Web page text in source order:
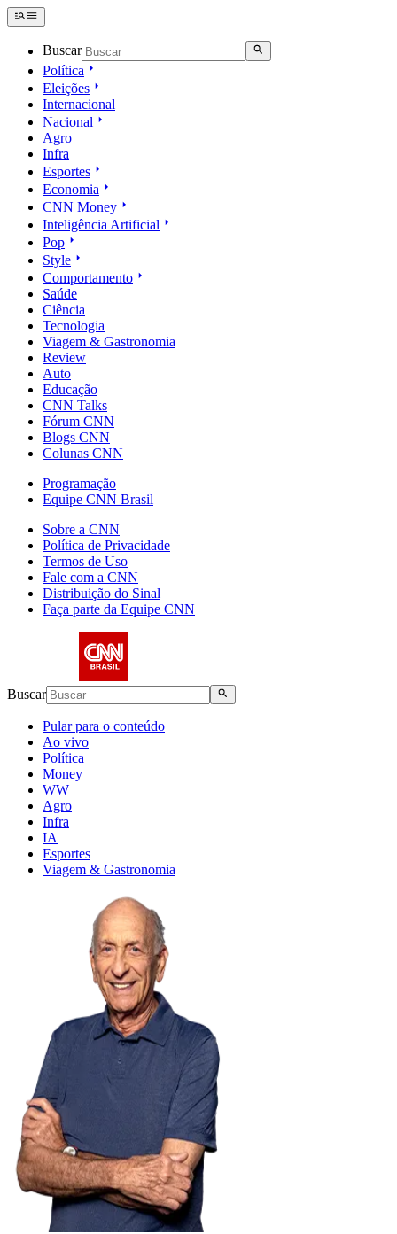
Buscar
Política
Eleições
Internacional
Nacional
Agro
Infra
Esportes
Economia
CNN Money
Inteligência Artificial
Pop
Style
Comportamento
Saúde
Ciência
Tecnologia
Viagem & Gastronomia
Review
Auto
Educação
CNN Talks
Fórum CNN
Blogs CNN
Colunas CNN
Programação
Equipe CNN Brasil
Sobre a CNN
Política de Privacidade
Termos de Uso
Fale com a CNN
Distribuição do Sinal
Faça parte da Equipe CNN
Buscar
Pular para o conteúdo
Ao vivo
Política
Money
WW
Agro
Infra
IA
Esportes
Viagem & Gastronomia